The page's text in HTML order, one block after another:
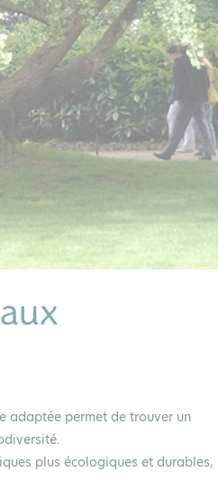
adaptée permet de trouver un
plus écologiques et durables,